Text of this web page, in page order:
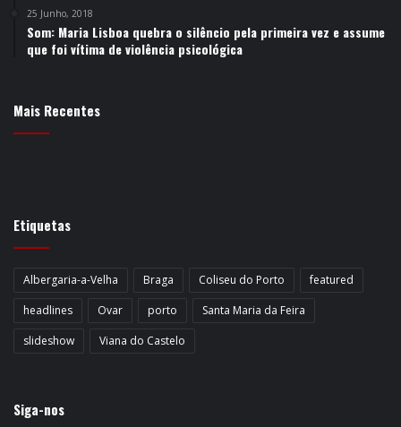
25 Junho, 2018
Som: Maria Lisboa quebra o silêncio pela primeira vez e assume
que foi vítima de violência psicológica
Mais Recentes
Etiquetas
Albergaria-a-Velha Braga Coliseu do Porto
featured
headlines
Ovar porto
Santa Maria da Feira
slideshow
Viana do Castelo
Siga-nos